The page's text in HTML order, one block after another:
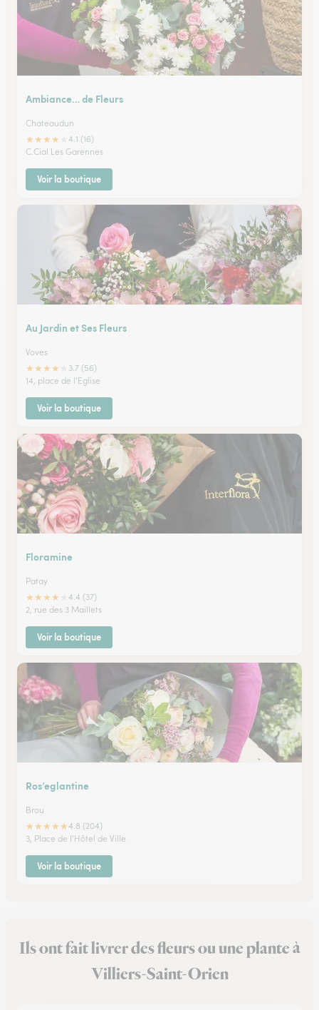
Ambiance… de Fleurs
Chateaudun
★★★★
4.1 (16)
C.Cial Les Garennes
Voir la boutique
Au Jardin et Ses Fleurs
Voves
★★★★
3.7 (56)
14, place de l'Eglise
Voir la boutique
Floramine
Patay
★★★★
4.4 (37)
2, rue des 3 Maillets
Voir la boutique
Ros’eglantine
Brou
★★★★★4.8 (204)
3, Place de l'Hôtel de Ville
Voir la boutique
Ils ont fait livrer des fleurs ou une plante à
Villiers-Saint-Orien